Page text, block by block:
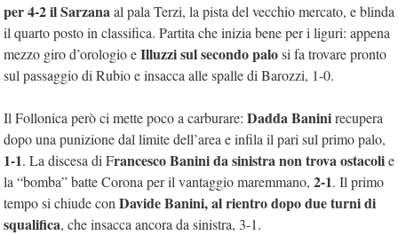
per 4-2 il Sarzanaal pala Terzi, la pista del vecchio mercato, e blinda
il quarto posto in classifica. Partita che inizia bene per i liguri: appena
mezzo giro d’orologio eIlluzzi sul secondo palosi fa trovare pronto
sul passaggio di Rubio e insacca alle spalle di Barozzi, 1-0.
Il Follonica però ci mette poco a carburare: Dadda Baninirecupera
dopo una punizione dal limite dell’area e infila il pari sul primo palo,
1-1. La discesa di Francesco Banini da sinistra non trova ostacolie
la “bomba” batte Corona per il vantaggio maremmano, 2-1. Il primo
tempo si chiude con Davide Banini, al rientro dopo due turni di
squalifica, che insacca ancora da sinistra, 3-1.